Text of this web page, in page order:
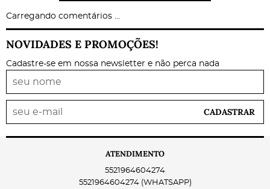
Carregando comentários ...
NOVIDADES E PROMOÇÕES!
Cadastre-se em nossa newsletter e não perca nada
CADASTRAR
ATENDIMENTO
5521964604274
5521964604274 (WHATSAPP)